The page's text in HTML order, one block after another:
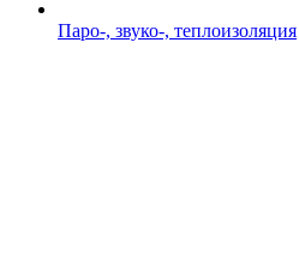
Паро-, звуко-, теплоизоляция